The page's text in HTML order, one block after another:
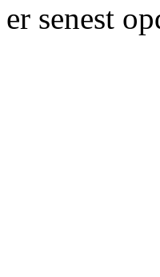
er senest